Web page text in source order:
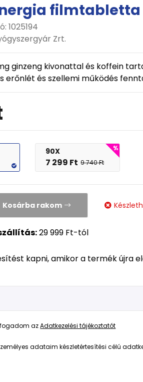
1025194
Zrt.
ginzeng kivonattal és koffein
erőnlét és szellemi működés
90X
7 299 Ft 9 740Ft
Kosárba rakom
29 999 Ft-tól
kapni, amikor a termék újra
azAdatkezelési tájékoztatót
adataim készletértesítési célú